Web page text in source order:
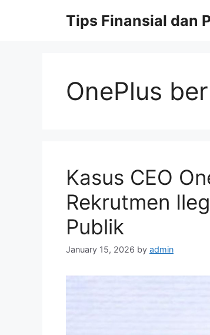
Tips Finansial dan
OnePlus
Kasus CEO
Rekrutmen
Publik
January 15, 2026 by admin